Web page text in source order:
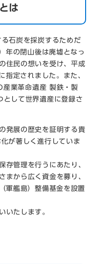
は
石炭を採炭するためだ
年の閉山後は廃墟となっ
住民の想いを受け、平成
定されました。また、
業革命遺産 製鉄・製
として世界遺産に登録さ
発展の歴史を証明する貴
が著しく進行していま
管理を行うにあたり、
まから広く資金を募り、
軍艦島）整備基金を設置
いたします。